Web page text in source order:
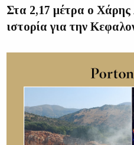
Στα 2,17 μέτρα ο Χάρης
ιστορία για την